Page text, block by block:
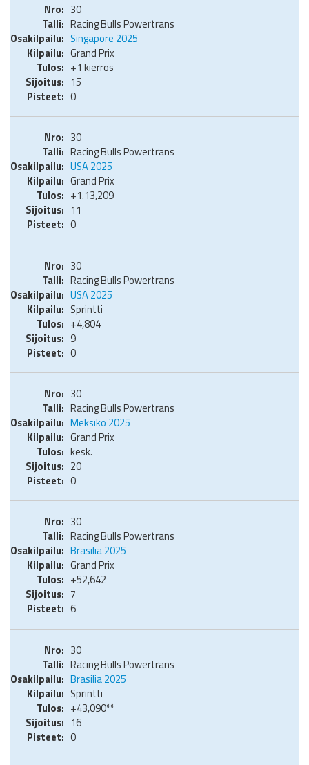
30
Racing Bulls Powertrans
Singapore 2025
Grand Prix
+1 kierros
15
0
30
Racing Bulls Powertrans
USA 2025
Grand Prix
+1.13,209
11
0
30
Racing Bulls Powertrans
USA 2025
Sprintti
+4,804
9
0
30
Racing Bulls Powertrans
Meksiko 2025
Grand Prix
kesk.
20
0
30
Racing Bulls Powertrans
Brasilia 2025
Grand Prix
+52,642
7
6
30
Racing Bulls Powertrans
Brasilia 2025
Sprintti
+43,090**
16
0